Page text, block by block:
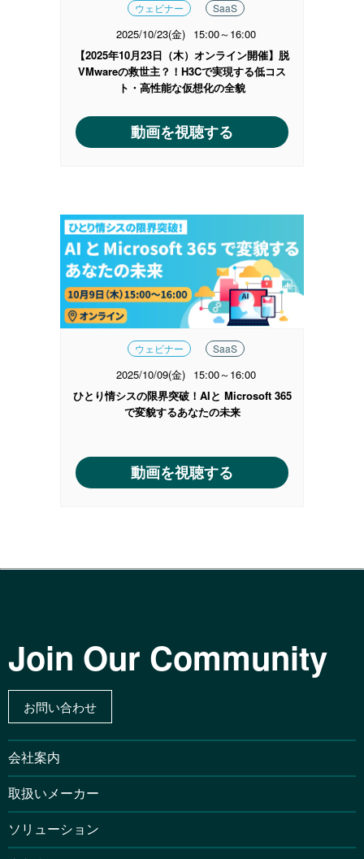
ウェビナー SaaS
2025/10/23(金) 15:00～16:00
【2025年10月23日（木）オンライン開催】脱
VMwareの救世主？！H3Cで実現する低コス
ト・高性能な仮想化の全貌
動画を視聴する
ウェビナー SaaS
2025/10/09(金) 15:00～16:00
ひとり情シスの限界突破！AIと Microsoft 365
で変貌するあなたの未来
動画を視聴する
Join Our Community
お問い合わせ
会社案内
取扱いメーカー
ソリューション